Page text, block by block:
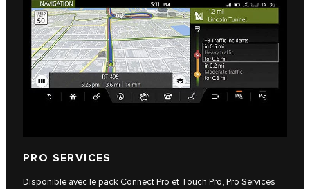
PRO SERVICES
Disponible avec le pack Connect Pro et Touch Pro, Pro Services